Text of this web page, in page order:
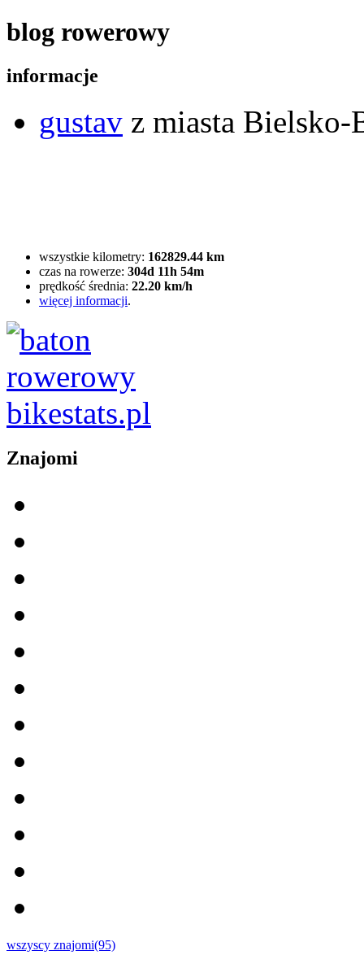
blog rowerowy
informacje
gustav z miasta Bielsko-
wszystkie kilometry: 162829.44 km
czas na rowerze: 304d 11h 54m
prędkość średnia: 22.20 km/h
więcej informacji.
Znajomi
wszyscy znajomi(95)